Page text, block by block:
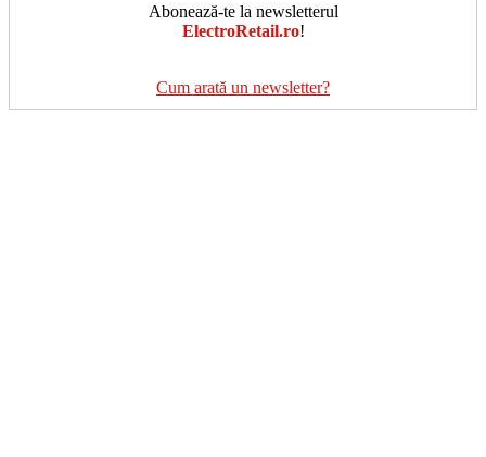
Abonează-te la newsletterul
ElectroRetail.ro!
Cum arată un newsletter?